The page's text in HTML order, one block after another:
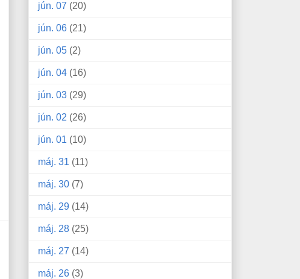
jún. 07 (20)
jún. 06 (21)
jún. 05 (2)
jún. 04 (16)
jún. 03 (29)
jún. 02 (26)
jún. 01 (10)
máj. 31 (11)
máj. 30 (7)
máj. 29 (14)
máj. 28 (25)
máj. 27 (14)
máj. 26 (3)